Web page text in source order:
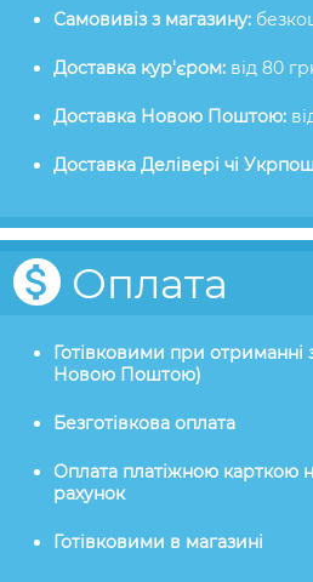
Самовивіз з магазину:
Доставка кур'єром: від 80
Доставка Новою Поштою:
Доставка Делівері чі
Оплата
Готівковими при отриманні
Новою Поштою)
Безготівкова оплата
Оплата платіжною карткою
рахунок
Готівковими в магазині